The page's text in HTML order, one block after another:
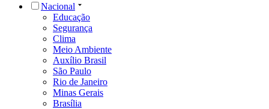
Nacional
Educação
Segurança
Clima
Meio Ambiente
Auxílio Brasil
São Paulo
Rio de Janeiro
Minas Gerais
Brasília